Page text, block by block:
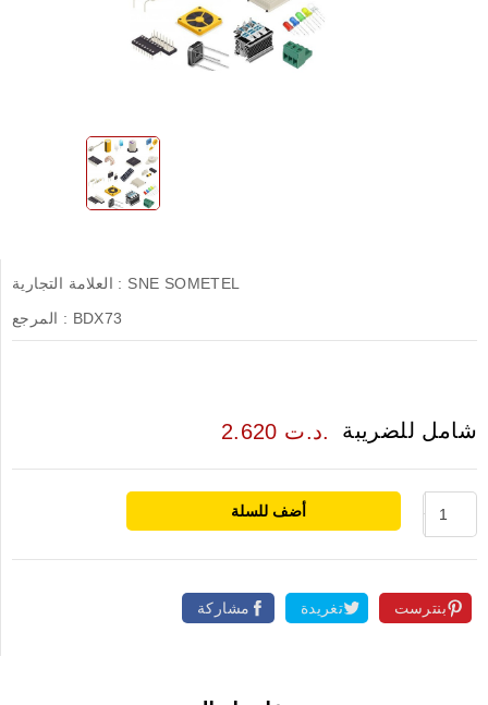
العلامة التجارية : SNE SOMETEL
المرجع : BDX73
2.620 د.ت. شامل للضريبة
أضف للسلة
مشاركة تغريدة بنترست